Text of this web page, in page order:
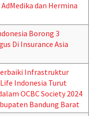
dan Hermina
Borong 3
Di Insurance Asia
Infrastruktur
Indonesia Turut
OCBC Society 2024
Bandung Barat